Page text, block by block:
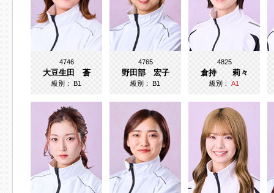
4746
大豆生田 蒼
級別：B1
4765
野田部 宏子
級別：B1
4825
倉持 莉々
級別：A1